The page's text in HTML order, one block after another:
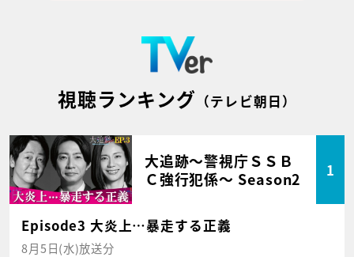
視聴ランキング （テレビ朝日）
大追跡～警視庁ＳＳＢ
Ｃ強行犯係～ Season2
1
Episode3 大炎上…暴走する正義
8月5日(水)放送分